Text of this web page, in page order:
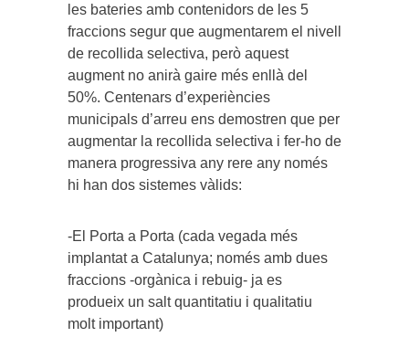
les bateries amb contenidors de les 5
fraccions segur que augmentarem el nivell
de recollida selectiva, però aquest
augment no anirà gaire més enllà del
50%. Centenars d’experiències
municipals d’arreu ens demostren que per
augmentar la recollida selectiva i fer-ho de
manera progressiva any rere any només
hi han dos sistemes vàlids:
-El Porta a Porta (cada vegada més
implantat a Catalunya; només amb dues
fraccions -orgànica i rebuig- ja es
produeix un salt quantitatiu i qualitatiu
molt important)